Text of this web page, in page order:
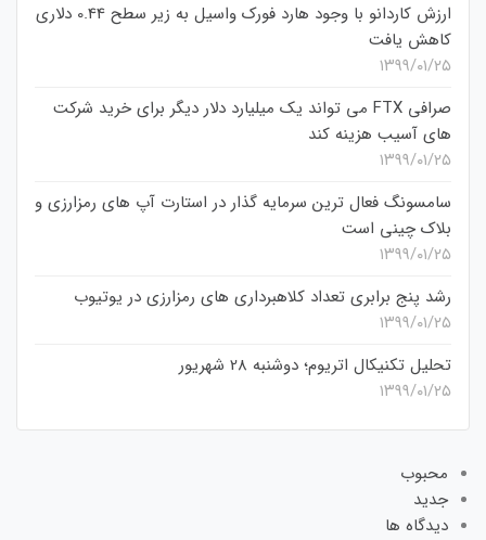
ارزش کاردانو با وجود هارد فورک واسیل به زیر سطح 0.44 دلاری
کاهش یافت
۱۳۹۹/۰۱/۲۵
صرافی FTX می تواند یک میلیارد دلار دیگر برای خرید شرکت
های آسیب هزینه کند
۱۳۹۹/۰۱/۲۵
سامسونگ فعال‌ ترین سرمایه‌ گذار در استارت‌ آپ‌ های رمزارزی و
بلاک چینی است
۱۳۹۹/۰۱/۲۵
رشد پنج برابری تعداد کلاهبرداری های رمزارزی در یوتیوب
۱۳۹۹/۰۱/۲۵
تحلیل تکنیکال اتریوم؛ دوشنبه 28 شهریور
۱۳۹۹/۰۱/۲۵
محبوب
جدید
دیدگاه ها